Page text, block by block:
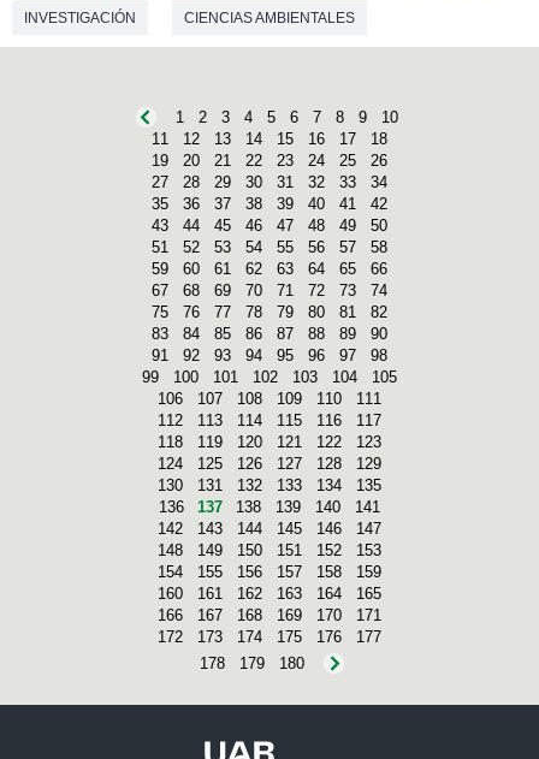
INVESTIGACIÓN CIENCIAS AMBIENTALES
1 2 3 4 5 6 7 8 9
10
11
12 13 14 15 16 17
18
19
20 21 22 23 24 25
26
27
28 29 30 31 32 33
34
35
36 37 38 39 40 41
42
43
44 45 46 47 48 49
50
51
52 53 54 55 56 57
58
59
60 61 62 63 64 65
66
67
68 69 70 71 72 73
74
75
76 77 78 79 80 81
82
83
84 85 86 87 88 89
90
91
92 93 94 95 96 97
98
99
100 101 102 103 104
105
106
107 108 109 110
111
112
113 114 115 116
117
118
119 120 121 122
123
124
125 126 127 128
129
130
131 132 133 134
135
136
137 138 139 140
141
142
143 144 145 146
147
148
149 150 151 152
153
154
155 156 157 158
159
160
161 162 163 164
165
166
167 168 169 170
171
172
173 174 175 176
177
178
179 180